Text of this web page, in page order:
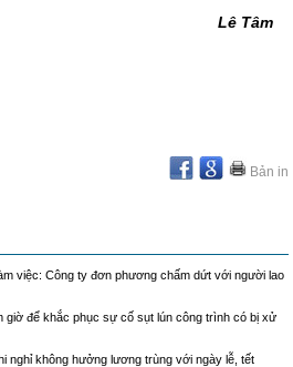
Lê Tâm
Bản in
việc: Công ty đơn phương chấm dứt với người lao
giờ để khắc phục sự cố sụt lún công trình có bị xử
nghỉ không hưởng lương trùng với ngày lễ, tết